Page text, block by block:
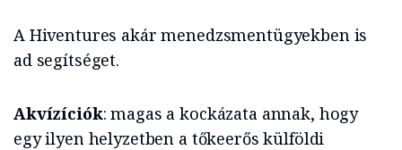
A Hiventures akár menedzsmentügyekben is
ad segítséget.
Akvízíciók: magas a kockázata annak, hogy
egy ilyen helyzetben a tőkeerős külföldi